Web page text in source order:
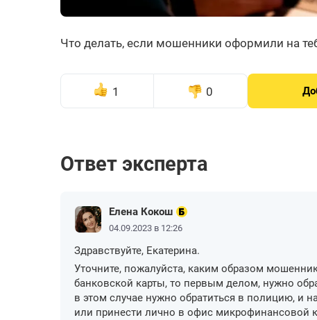
Что делать, если мошенники оформили на
1 0
Ответ эксперта
Елена Кокош
04.09.2023 в 12:26
Здравствуйте, Екатерина.
Уточните, пожалуйста, каким образом
банковской карты, то первым делом, нужно
в этом случае нужно обратиться в полицию, и
или принести лично в офис микрофинансовой